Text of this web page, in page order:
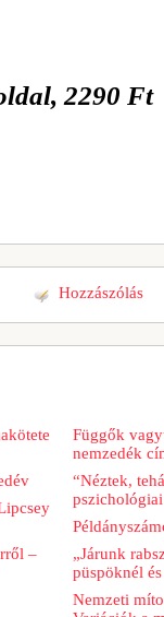
2290 Ft
Hozzászólás
–
Függők
nemzedék
“Néztek,
„Járunk
püspöknél
Nemzeti